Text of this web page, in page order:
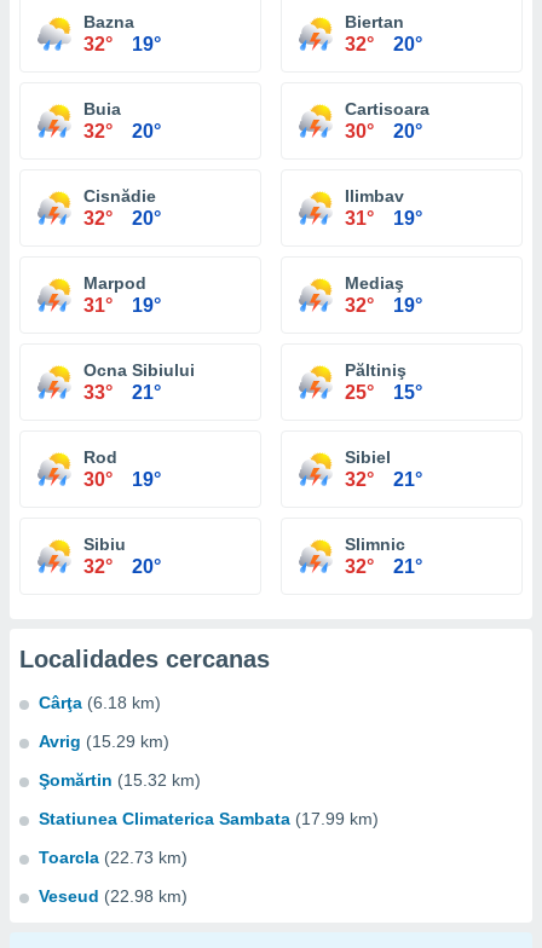
Bazna
32° 19°
Biertan
32° 20°
Buia
32° 20°
Cartisoara
30° 20°
Cisnădie
32° 20°
Ilimbav
31° 19°
Marpod
31° 19°
Mediaş
32° 19°
Ocna Sibiului
33° 21°
Păltiniş
25° 15°
Rod
30° 19°
Sibiel
32° 21°
Sibiu
32° 20°
Slimnic
32° 21°
Localidades cercanas
Cârţa (6.18 km)
Avrig (15.29 km)
Şomărtin (15.32 km)
Statiunea Climaterica Sambata (17.99 km)
Toarcla (22.73 km)
Veseud (22.98 km)